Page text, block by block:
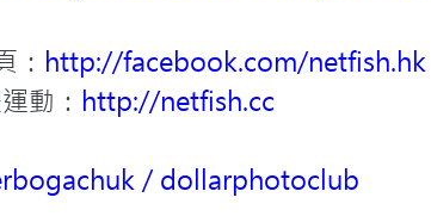
： http://facebook.com/netfish.hk
動： http://netfish.cc
/ dollarphotoclub